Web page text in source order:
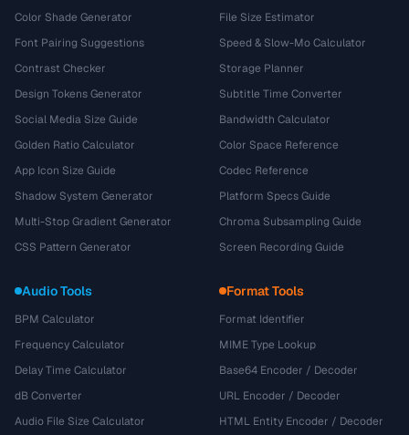
Color Shade Generator
Font Pairing Suggestions
Contrast Checker
Design Tokens Generator
Social Media Size Guide
Golden Ratio Calculator
App Icon Size Guide
Shadow System Generator
Multi-Stop Gradient Generator
CSS Pattern Generator
File Size Estimator
Speed & Slow-Mo Calculator
Storage Planner
Subtitle Time Converter
Bandwidth Calculator
Color Space Reference
Codec Reference
Platform Specs Guide
Chroma Subsampling Guide
Screen Recording Guide
Audio Tools
BPM Calculator
Frequency Calculator
Delay Time Calculator
dB Converter
Audio File Size Calculator
Format Tools
Format Identifier
MIME Type Lookup
Base64 Encoder / Decoder
URL Encoder / Decoder
HTML Entity Encoder / Decoder